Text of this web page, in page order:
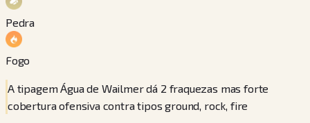
Pedra
Fogo
A tipagem Água de Wailmer dá 2 fraquezas mas forte
cobertura ofensiva contra tipos ground, rock, fire